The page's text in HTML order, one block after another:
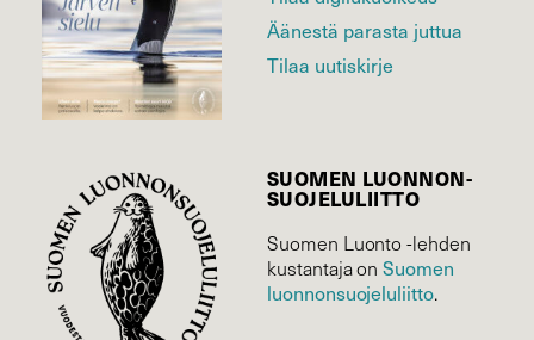
Äänestä parasta juttua
Tilaa uutiskirje
SUOMEN LUONNON­
SUOJELU­LIITTO
Suomen Luonto -lehden
kustantaja onSuomen
luonnonsuojelu­liitto.